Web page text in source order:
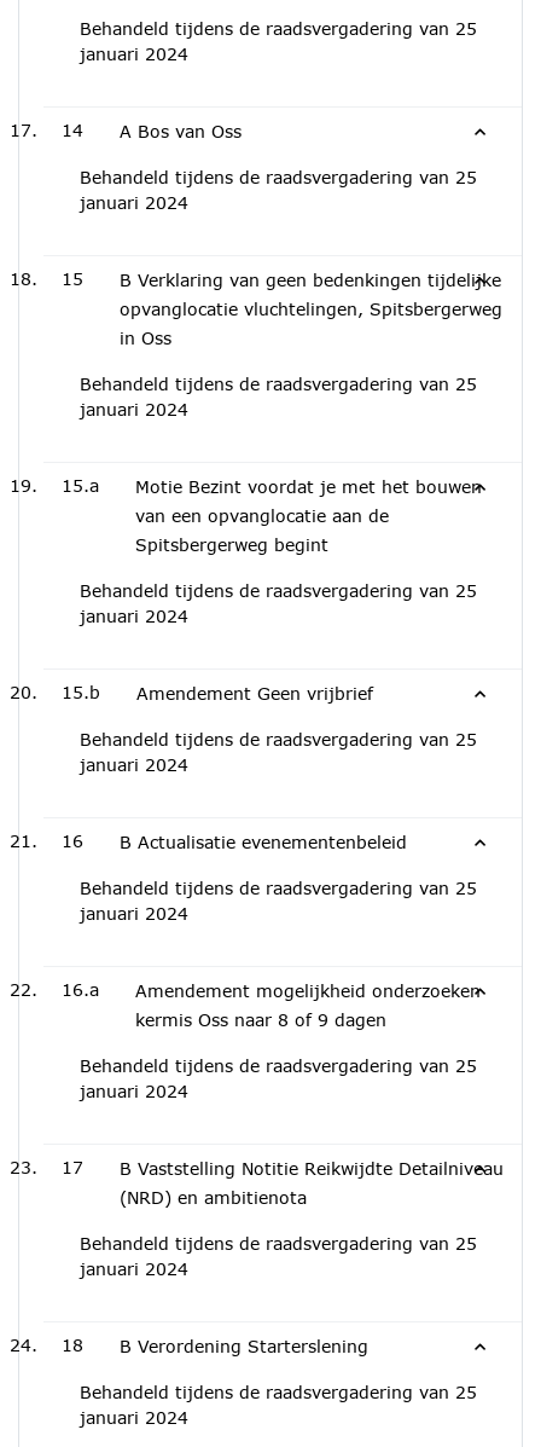
Behandeld tijdens de raadsvergadering van 25
januari 2024
14 A Bos van Oss
Behandeld tijdens de raadsvergadering van 25
januari 2024
15
B Verklaring van geen bedenkingen tijdelijke
opvanglocatie vluchtelingen, Spitsbergerweg
in Oss
Behandeld tijdens de raadsvergadering van 25
januari 2024
15.a
Motie Bezint voordat je met het bouwen
van een opvanglocatie aan de
Spitsbergerweg begint
Behandeld tijdens de raadsvergadering van 25
januari 2024
15.b Amendement Geen vrijbrief
Behandeld tijdens de raadsvergadering van 25
januari 2024
16 B Actualisatie evenementenbeleid
Behandeld tijdens de raadsvergadering van 25
januari 2024
16.a
Amendement mogelijkheid onderzoeken
kermis Oss naar 8 of 9 dagen
Behandeld tijdens de raadsvergadering van 25
januari 2024
17
B Vaststelling Notitie Reikwijdte Detailniveau
(NRD) en ambitienota
Behandeld tijdens de raadsvergadering van 25
januari 2024
18 B Verordening Starterslening
Behandeld tijdens de raadsvergadering van 25
januari 2024